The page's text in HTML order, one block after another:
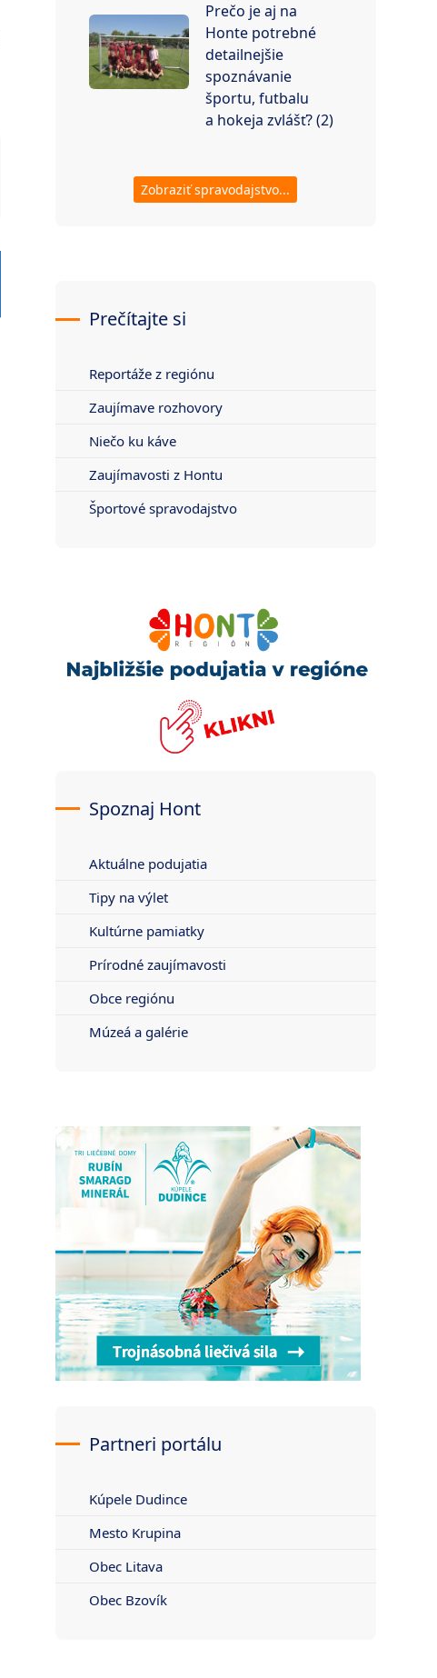
Prečo je aj na
Honte potrebné
detailnejšie
spoznávanie
športu, futbalu
a hokeja zvlášť? (2)
Zobraziť spravodajstvo...
Prečítajte si
Reportáže z regiónu
Zaujímave rozhovory
Niečo ku káve
Zaujímavosti z Hontu
Športové spravodajstvo
Spoznaj Hont
Aktuálne podujatia
Tipy na výlet
Kultúrne pamiatky
Prírodné zaujímavosti
Obce regiónu
Múzeá a galérie
Partneri portálu
Kúpele Dudince
Mesto Krupina
Obec Litava
Obec Bzovík